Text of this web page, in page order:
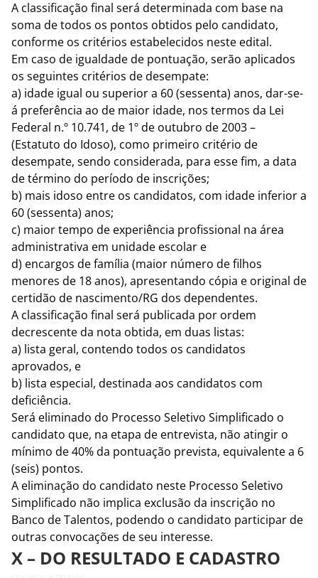
A classificação final será determinada com base na
soma de todos os pontos obtidos pelo candidato,
conforme os critérios estabelecidos neste edital.
Em caso de igualdade de pontuação, serão aplicados
os seguintes critérios de desempate:
a) idade igual ou superior a 60 (sessenta) anos, dar-se-
á preferência ao de maior idade, nos termos da Lei
Federal n.º 10.741, de 1º de outubro de 2003 –
(Estatuto do Idoso), como primeiro critério de
desempate, sendo considerada, para esse fim, a data
de término do período de inscrições;
b) mais idoso entre os candidatos, com idade inferior a
60 (sessenta) anos;
c) maior tempo de experiência profissional na área
administrativa em unidade escolar e
d) encargos de família (maior número de filhos
menores de 18 anos), apresentando cópia e original de
certidão de nascimento/RG dos dependentes.
A classificação final será publicada por ordem
decrescente da nota obtida, em duas listas:
a) lista geral, contendo todos os candidatos
aprovados, e
b) lista especial, destinada aos candidatos com
deficiência.
Será eliminado do Processo Seletivo Simplificado o
candidato que, na etapa de entrevista, não atingir o
mínimo de 40% da pontuação prevista, equivalente a 6
(seis) pontos.
A eliminação do candidato neste Processo Seletivo
Simplificado não implica exclusão da inscrição no
Banco de Talentos, podendo o candidato participar de
outras convocações de seu interesse.
X – DO RESULTADO E CADASTRO